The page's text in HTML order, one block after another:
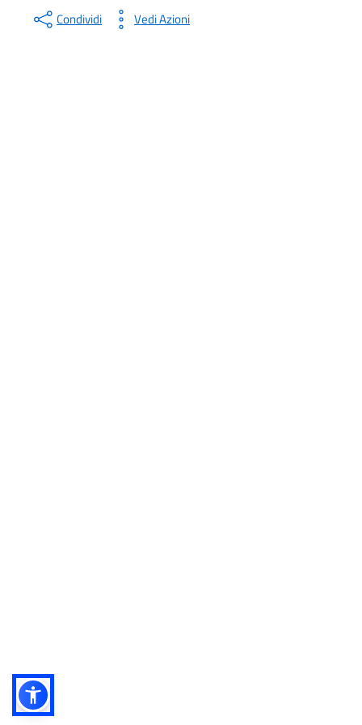
Condividi Vedi Azioni